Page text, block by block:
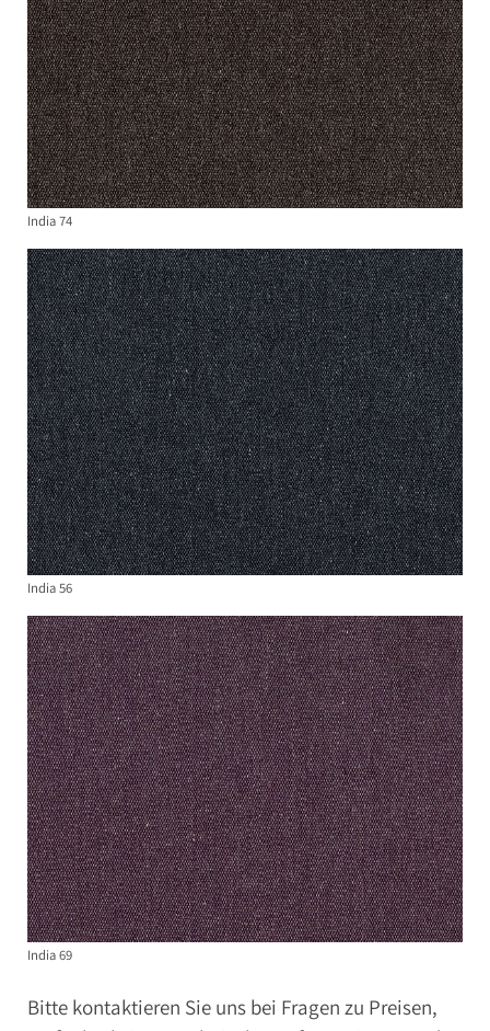
India 74
India 56
India 69
Bitte kontaktieren Sie uns bei Fragen zu Preisen,